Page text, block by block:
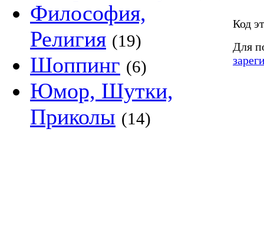
Философия,
Религия (19)
Шоппинг (6)
Юмор, Шутки,
Приколы (14)
Код
Для